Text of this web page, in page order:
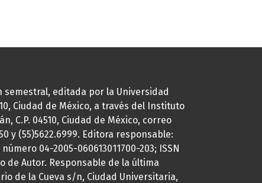
semestral, editada por la Universidad
Ciudad de México, a través del Instituto
C.P. 04510, Ciudad de México, correo
y (55)5622.6999. Editora responsable:
04-2005-060613011700-203; ISSN
de Autor. Responsable de la última
de la Cueva s/n, Ciudad Universitaria,